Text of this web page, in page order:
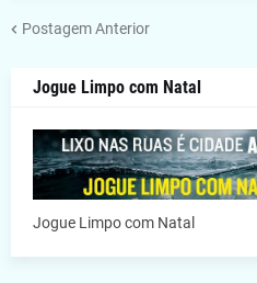
Postagem Anterior
Jogue Limpo com Natal
Jogue Limpo com Natal